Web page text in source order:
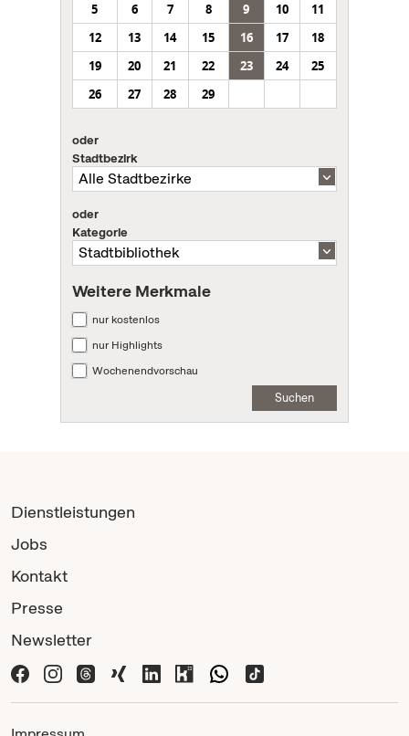
5
6 7 8 9 10
11
12
13 14 15 16 17
18
19
20 21 22 23 24
25
26
27 28 29
oder
Stadtbezirk
oder
Kategorie
Weitere Merkmale
nur kostenlos
nur Highlights
Wochenendvorschau
Suchen
Dienstleistungen
Jobs
Kontakt
Presse
Newsletter